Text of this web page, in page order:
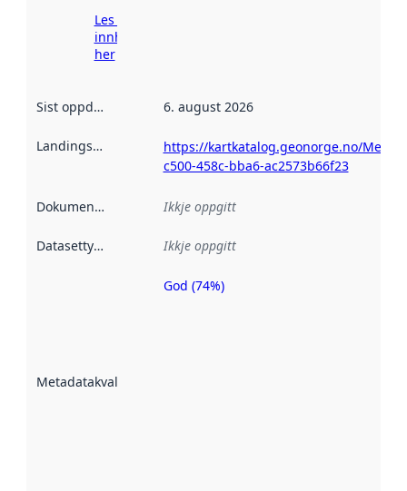
Les meir om
innhenting
her
Sist oppdatert 6. august 2026
Landingsside
https://kartkatalog.geonorge.no/
c500-458c-bba6-ac2573b66f23
Dokumentasjon Ikkje oppgitt
Datasettype Ikkje oppgitt
Metadatakvalitet
Metadatakvalitet
God (74%)